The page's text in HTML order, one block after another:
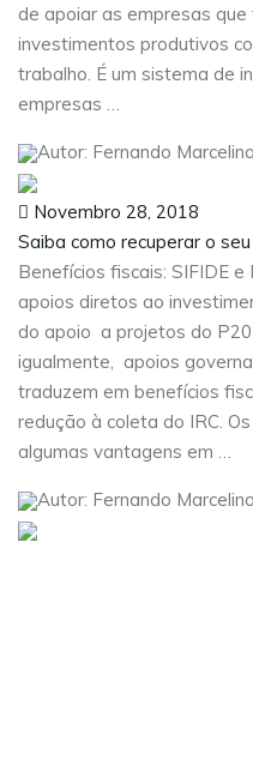
de apoiar as empresas
investimentos produtivos
trabalho. É um sistema de
empresas …
Autor: Fernando Marcelino
Novembro 28, 2018
Saiba como recuperar o seu
Benefícios fiscais: SIFIDE
apoios diretos ao
do apoio a projetos do
igualmente, apoios
traduzem em benefícios
redução à coleta do IRC.
algumas vantagens em …
Autor: Fernando Marcelino